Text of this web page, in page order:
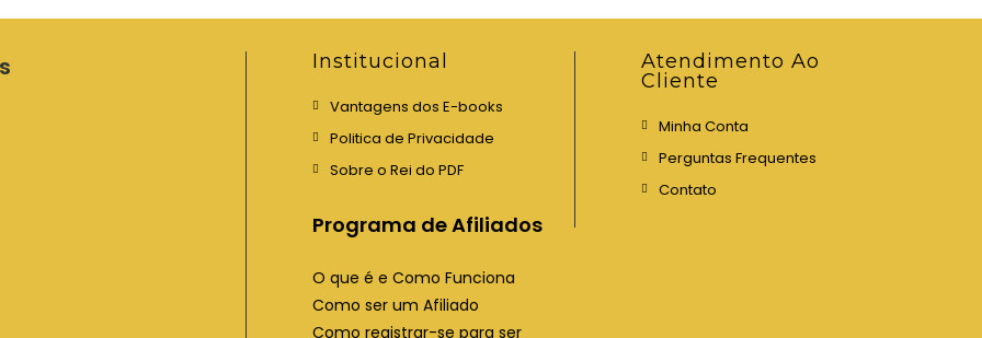
Institucional
Vantagens dos E-books
Politica de Privacidade
Sobre o Rei do PDF
Programa de Afiliados
O que é e Como Funciona
Como ser um Afiliado
Como registrar-se para ser
Atendimento Ao
Cliente
Minha Conta
Perguntas Frequentes
Contato